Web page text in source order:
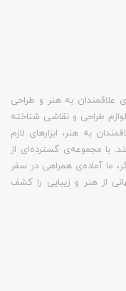
علاقمندان به هنر و طراحی
طراحی و نقاشی شناخته
به هنر، ابزارهای لازم
با مجموعه‌ی گسترده‌ای از
ما آماده‌ی همراهی در سفر
از هنر و زیبایی را کشف